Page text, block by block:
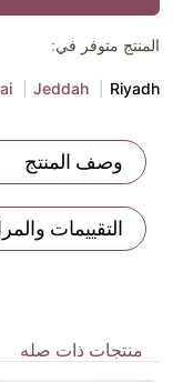
المنتج متوفر في:
Riyadh
Jeddah
وصف المنتج
التقييمات
منتجات ذات صله